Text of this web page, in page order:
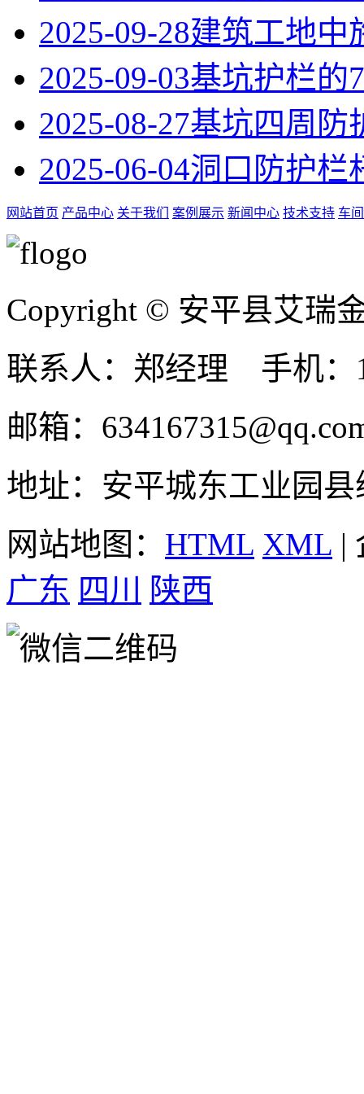
2025-09-28建筑工地中
2025-09-03基坑护栏的
2025-08-27基坑四周防
2025-06-04洞口防护栏
网站首页 产品中心 关于我们 案例展示 新闻中心 技术支持 车
Copyright © 安平县艾瑞
联系人：郑经理 手机：
邮箱：
地址：安平城东工业园县
网站地图： HTML XML |
广东 四川 陕西